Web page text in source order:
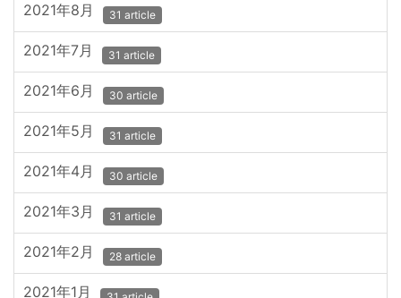
2021年8月 31 article
2021年7月 31 article
2021年6月 30 article
2021年5月 31 article
2021年4月 30 article
2021年3月 31 article
2021年2月 28 article
2021年1月